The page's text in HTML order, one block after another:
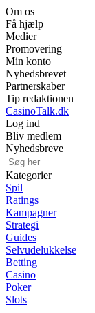
Om os
Få hjælp
Medier
Promovering
Min konto
Nyhedsbrevet
Partnerskaber
Tip redaktionen
CasinoTalk.dk
Log ind
Bliv medlem
Nyhedsbreve
Kategorier
Spil
Ratings
Kampagner
Strategi
Guides
Selvudelukkelse
Betting
Casino
Poker
Slots